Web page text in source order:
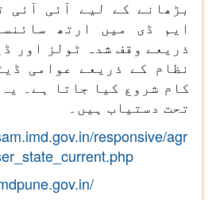
بڑھانے کے لیے آئی آئی
ایم ڈی میں ارتھ
ذریعے وقف شدہ ٹولز اور
نظام کے ذریعے عوامی
کام شروع کیا جاتا ہے۔
تحت دستیاب ہیں۔
responsive/agr